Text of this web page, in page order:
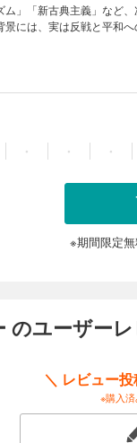
」「新古典主義」など、
には、実は反戦と平和
・ ・ ・
※期間限定
のユーザー
＼ レビュー
※購入